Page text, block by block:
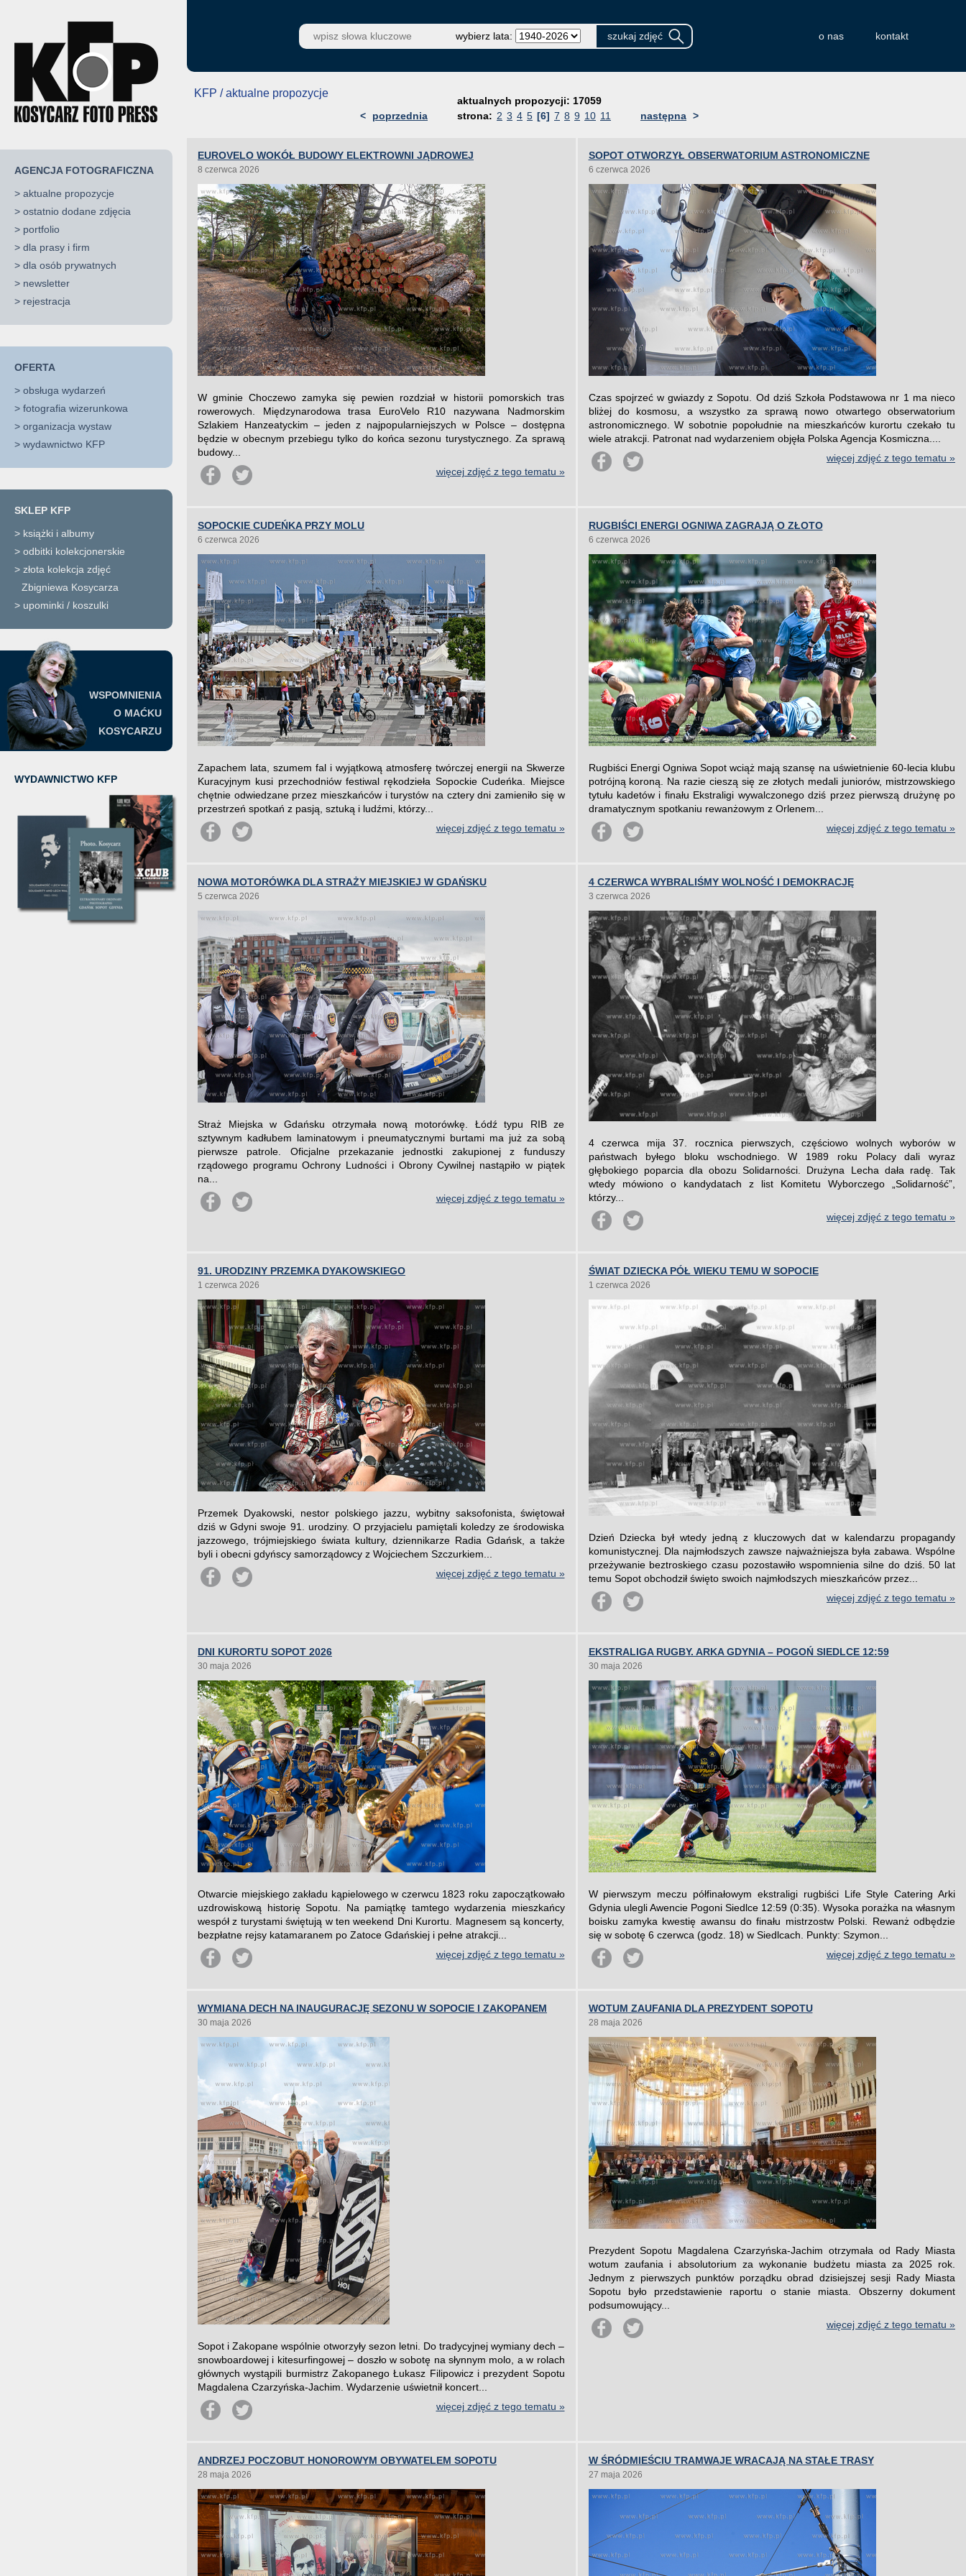
AGENCJA FOTOGRAFICZNA
> aktualne propozycje
> ostatnio dodane zdjęcia
> portfolio
> dla prasy i firm
> dla osób prywatnych
> newsletter
> rejestracja
OFERTA
> obsługa wydarzeń
> fotografia wizerunkowa
> organizacja wystaw
> wydawnictwo KFP
SKLEP KFP
> książki i albumy
> odbitki kolekcjonerskie
> złota kolekcja zdjęć
Zbigniewa Kosycarza
> upominki / koszulki
WSPOMNIENIA
O MAĆKU
KOSYCARZU
WYDAWNICTWO KFP
wybierz lata: o nas kontakt
KFP / aktualne propozycje
aktualnych propozycji: 17059
<
poprzednia strona: 2 3 4 5 [6] 7 8 9 10 11 następna >
EUROVELO WOKÓŁ BUDOWY ELEKTROWNI JĄDROWEJ
8 czerwca 2026
W gminie Choczewo zamyka się pewien rozdział w historii pomorskich tras
rowerowych. Międzynarodowa trasa EuroVelo R10 nazywana Nadmorskim
Szlakiem Hanzeatyckim – jeden z najpopularniejszych w Polsce – dostępna
będzie w obecnym przebiegu tylko do końca sezonu turystycznego. Za sprawą
budowy...
więcej zdjęć z tego tematu »
SOPOT OTWORZYŁ OBSERWATORIUM ASTRONOMICZNE
6 czerwca 2026
Czas spojrzeć w gwiazdy z Sopotu. Od dziś Szkoła Podstawowa nr 1 ma nieco
bliżej do kosmosu, a wszystko za sprawą nowo otwartego obserwatorium
astronomicznego. W sobotnie popołudnie na mieszkańców kurortu czekało tu
wiele atrakcji. Patronat nad wydarzeniem objęła Polska Agencja Kosmiczna....
więcej zdjęć z tego tematu »
SOPOCKIE CUDEŃKA PRZY MOLU
6 czerwca 2026
Zapachem lata, szumem fal i wyjątkową atmosferę twórczej energii na Skwerze
Kuracyjnym kusi przechodniów festiwal rękodzieła Sopockie Cudeńka. Miejsce
chętnie odwiedzane przez mieszkańców i turystów na cztery dni zamieniło się w
przestrzeń spotkań z pasją, sztuką i ludźmi, którzy...
więcej zdjęć z tego tematu »
RUGBIŚCI ENERGI OGNIWA ZAGRAJĄ O ZŁOTO
6 czerwca 2026
Rugbiści Energi Ogniwa Sopot wciąż mają szansę na uświetnienie 60-lecia klubu
potrójną koroną. Na razie cieszą się ze złotych medali juniorów, mistrzowskiego
tytułu kadetów i finału Ekstraligi wywalczonego dziś przez pierwszą drużynę po
dramatycznym spotkaniu rewanżowym z Orlenem...
więcej zdjęć z tego tematu »
NOWA MOTORÓWKA DLA STRAŻY MIEJSKIEJ W GDAŃSKU
5 czerwca 2026
Straż Miejska w Gdańsku otrzymała nową motorówkę. Łódź typu RIB ze
sztywnym kadłubem laminatowym i pneumatycznymi burtami ma już za sobą
pierwsze patrole. Oficjalne przekazanie jednostki zakupionej z funduszy
rządowego programu Ochrony Ludności i Obrony Cywilnej nastąpiło w piątek
na...
więcej zdjęć z tego tematu »
4 CZERWCA WYBRALIŚMY WOLNOŚĆ I DEMOKRACJĘ
3 czerwca 2026
4 czerwca mija 37. rocznica pierwszych, częściowo wolnych wyborów w
państwach byłego bloku wschodniego. W 1989 roku Polacy dali wyraz
głębokiego poparcia dla obozu Solidarności. Drużyna Lecha dała radę. Tak
wtedy mówiono o kandydatach z list Komitetu Wyborczego „Solidarność”,
którzy...
więcej zdjęć z tego tematu »
91. URODZINY PRZEMKA DYAKOWSKIEGO
1 czerwca 2026
Przemek Dyakowski, nestor polskiego jazzu, wybitny saksofonista, świętował
dziś w Gdyni swoje 91. urodziny. O przyjacielu pamiętali koledzy ze środowiska
jazzowego, trójmiejskiego świata kultury, dziennikarze Radia Gdańsk, a także
byli i obecni gdyńscy samorządowcy z Wojciechem Szczurkiem...
więcej zdjęć z tego tematu »
ŚWIAT DZIECKA PÓŁ WIEKU TEMU W SOPOCIE
1 czerwca 2026
Dzień Dziecka był wtedy jedną z kluczowych dat w kalendarzu propagandy
komunistycznej. Dla najmłodszych zawsze najważniejsza była zabawa. Wspólne
przeżywanie beztroskiego czasu pozostawiło wspomnienia silne do dziś. 50 lat
temu Sopot obchodził święto swoich najmłodszych mieszkańców przez...
więcej zdjęć z tego tematu »
DNI KURORTU SOPOT 2026
30 maja 2026
Otwarcie miejskiego zakładu kąpielowego w czerwcu 1823 roku zapoczątkowało
uzdrowiskową historię Sopotu. Na pamiątkę tamtego wydarzenia mieszkańcy
wespół z turystami świętują w ten weekend Dni Kurortu. Magnesem są koncerty,
bezpłatne rejsy katamaranem po Zatoce Gdańskiej i pełne atrakcji...
więcej zdjęć z tego tematu »
EKSTRALIGA RUGBY. ARKA GDYNIA – POGOŃ SIEDLCE 12:59
30 maja 2026
W pierwszym meczu półfinałowym ekstraligi rugbiści Life Style Catering Arki
Gdynia ulegli Awencie Pogoni Siedlce 12:59 (0:35). Wysoka porażka na własnym
boisku zamyka kwestię awansu do finału mistrzostw Polski. Rewanż odbędzie
się w sobotę 6 czerwca (godz. 18) w Siedlcach. Punkty: Szymon...
więcej zdjęć z tego tematu »
WYMIANA DECH NA INAUGURACJĘ SEZONU W SOPOCIE I ZAKOPANEM
30 maja 2026
Sopot i Zakopane wspólnie otworzyły sezon letni. Do tradycyjnej wymiany dech –
snowboardowej i kitesurfingowej – doszło w sobotę na słynnym molo, a w rolach
głównych wystąpili burmistrz Zakopanego Łukasz Filipowicz i prezydent Sopotu
Magdalena Czarzyńska-Jachim. Wydarzenie uświetnił koncert...
więcej zdjęć z tego tematu »
WOTUM ZAUFANIA DLA PREZYDENT SOPOTU
28 maja 2026
Prezydent Sopotu Magdalena Czarzyńska-Jachim otrzymała od Rady Miasta
wotum zaufania i absolutorium za wykonanie budżetu miasta za 2025 rok.
Jednym z pierwszych punktów porządku obrad dzisiejszej sesji Rady Miasta
Sopotu było przedstawienie raportu o stanie miasta. Obszerny dokument
podsumowujący...
więcej zdjęć z tego tematu »
ANDRZEJ POCZOBUT HONOROWYM OBYWATELEM SOPOTU
28 maja 2026
W ŚRÓDMIEŚCIU TRAMWAJE WRACAJĄ NA STAŁE TRASY
27 maja 2026